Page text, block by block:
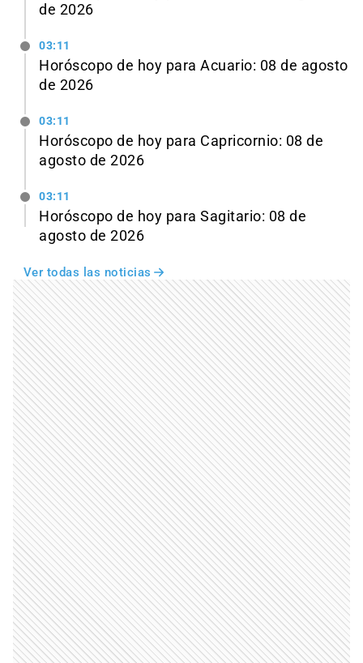
de 2026
03:11
Horóscopo de hoy para Acuario: 08 de agosto
de 2026
03:11
Horóscopo de hoy para Capricornio: 08 de
agosto de 2026
03:11
Horóscopo de hoy para Sagitario: 08 de
agosto de 2026
Ver todas las noticias